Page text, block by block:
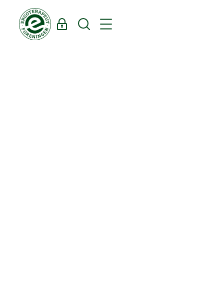
Log ind Søg